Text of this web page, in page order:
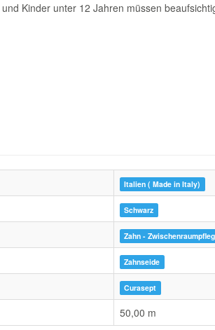
Kinder unter 12 Jahren müssen
Italien ( Made in Italy)
Schwarz
Zahn -
Zahnseide
Curasept
50,00 m